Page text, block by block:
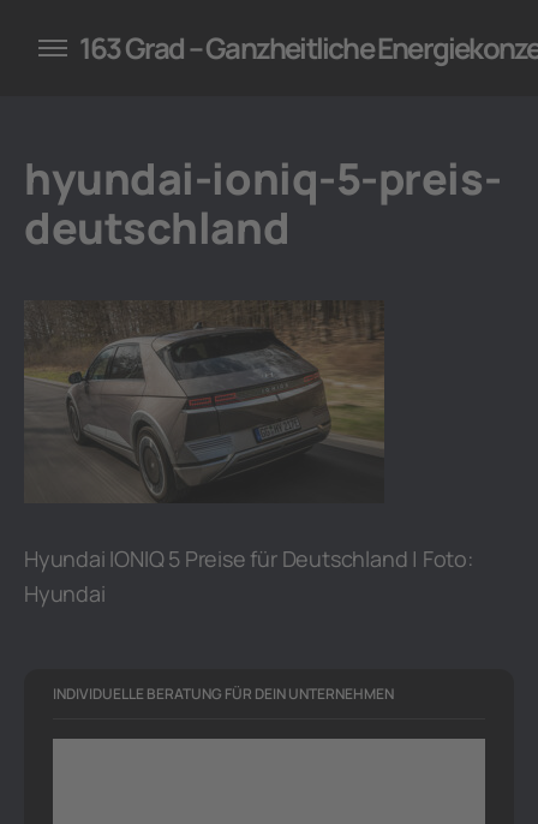
für Unternehmen
163 Grad – Ganzheitliche
hyundai-ioniq-5-preis-
deutschland
Hyundai IONIQ 5 Preise für Deutschland | Foto:
Hyundai
INDIVIDUELLE BERATUNG FÜR DEIN UNTERNEHMEN